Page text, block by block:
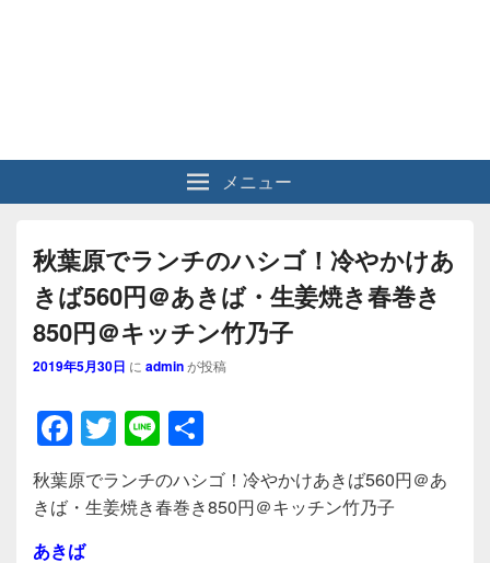
メニュー
秋葉原でランチのハシゴ！冷やかけあ
きば560円＠あきば・生姜焼き春巻き
850円＠キッチン竹乃子
2019年5月30日 に adminが投稿
F
a
c
e
T
wi
tt
er
Li
n
e
有
秋葉原でランチのハシゴ！冷やかけあきば560円＠あ
きば・生姜焼き春巻き850円＠キッチン竹乃子
あきば